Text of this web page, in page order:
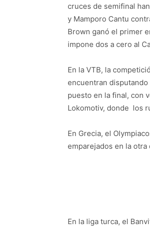
cruces de semifinal
y Mamporo Cantu
Brown ganó el primer
impone dos a cero al
En la VTB, la
encuentran disputando
puesto en la final, con
Lokomotiv, donde los
En Grecia, el
emparejados en la otra
En la liga turca, el